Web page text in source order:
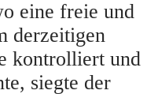
eine freie und
derzeitigen
kontrolliert und
siegte der